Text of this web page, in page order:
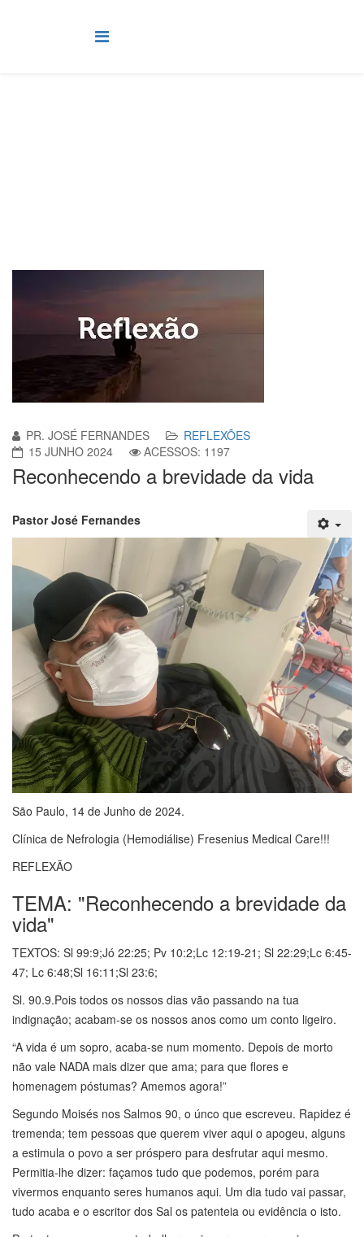
PR. JOSÉ FERNANDES
REFLEXÕES
15 JUNHO 2024
ACESSOS: 1197
Reconhecendo a brevidade da vida
Pastor José Fernandes
São Paulo, 14 de Junho de 2024.
Clínica de Nefrologia (Hemodiálise) Fresenius Medical Care!!!
REFLEXÃO
TEMA: "Reconhecendo a brevidade da
vida"
TEXTOS: Sl 99:9;Jó 22:25; Pv 10:2;Lc 12:19-21; Sl 22:29;Lc 6:45-
47; Lc 6:48;Sl 16:11;Sl 23:6;
Sl. 90.9.Pois todos os nossos dias vão passando na tua
indignação; acabam-se os nossos anos como um conto ligeiro.
“A vida é um sopro, acaba-se num momento. Depois de morto
não vale NADA mais dizer que ama; para que flores e
homenagem póstumas? Amemos agora!”
Segundo Moisés nos Salmos 90, o únco que escreveu. Rapidez é
tremenda; tem pessoas que querem viver aqui o apogeu, alguns
a estimula o povo a ser próspero para desfrutar aqui mesmo.
Permitia-lhe dizer: façamos tudo que podemos, porém para
vivermos enquanto seres humanos aqui. Um dia tudo vai passar,
tudo acaba e o escritor dos Sal os patenteia ou evidência o isto.